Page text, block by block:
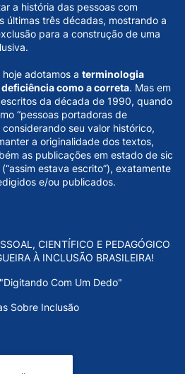
a história das pessoas com
últimas três décadas, mostrando a
para a construção de uma
adotamos a terminologia
como a correta. Mas em
da década de 1990, quando
“pessoas portadoras de
considerando seu valor histórico,
a originalidade dos textos,
as publicações em estado de sic
estava escrito”), exatamente
e/ou publicados.
CIENTÍFICO E PEDAGÓGICO
À INCLUSÃO BRASILEIRA!
Com Um Dedo"
Sobre Inclusão